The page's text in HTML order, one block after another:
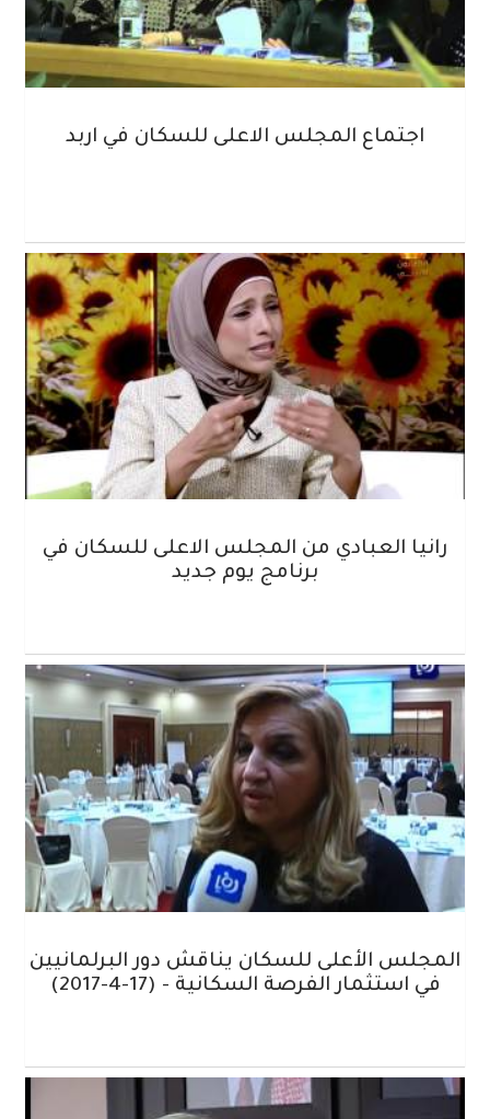
اجتماع المجلس الاعلى للسكان في اربد
رانيا العبادي من المجلس الاعلى للسكان في
برنامج يوم جديد
المجلس الأعلى للسكان يناقش دور البرلمانيين
في استثمار الفرصة السكانية - (17-4-2017)